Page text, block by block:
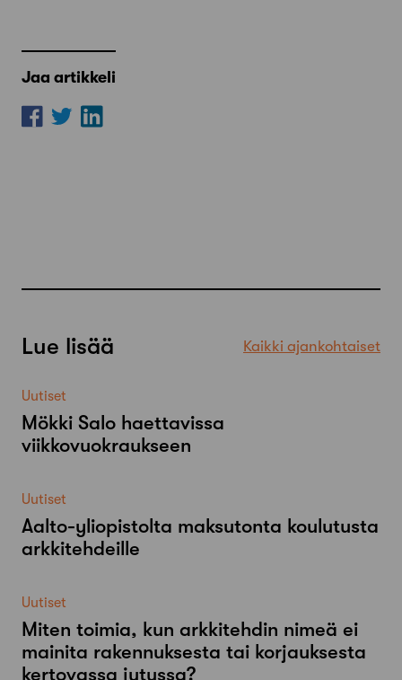
Jaa artikkeli
Lue lisää Kaikki ajankohtaiset
Uutiset
Mökki Salo haettavissa
viikkovuokraukseen
Uutiset
Aalto-​yliopistolta maksutonta koulutusta
arkkitehdeille
Uutiset
Miten toimia, kun arkkitehdin nimeä ei
mainita rakennuksesta tai korjauksesta
kertovassa jutussa?